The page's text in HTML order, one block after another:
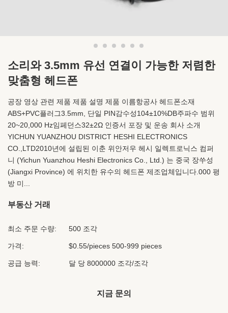
소리와 3.5mm 유선 연결이 가능한 저렴한
맞춤형 헤드폰
공장 영상 관련 제품 제품 설명 제품 이름항공사 헤드폰소재
ABS+PVC플러그3.5mm, 단일 PIN감수성104±10%DB주파수 범위
20~20,000 Hz임페던스32±2Ω 인증서 포장 및 운송 회사 소개
YICHUN YUANZHOU DISTRICT HESHI ELECTRONICS
CO.,LTD2010년에 설립된 이춘 위안저우 헤시 일렉트로닉스 컴퍼
니 (Yichun Yuanzhou Heshi Electronics Co., Ltd.) 는 중국 장쑤성
(Jiangxi Province) 에 위치한 유수의 헤드폰 제조업체입니다.000 평
방 미...
부동산 거래
최소 주문 수량: 500 조각
가격: $0.55/pieces 500-999 pieces
공급 능력: 달 당 8000000 조각/조각
지금 문의